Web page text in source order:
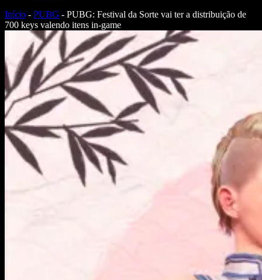
Início - PUBG - PUBG: Festival da Sorte vai ter a distribuição de
700 keys valendo itens in-game